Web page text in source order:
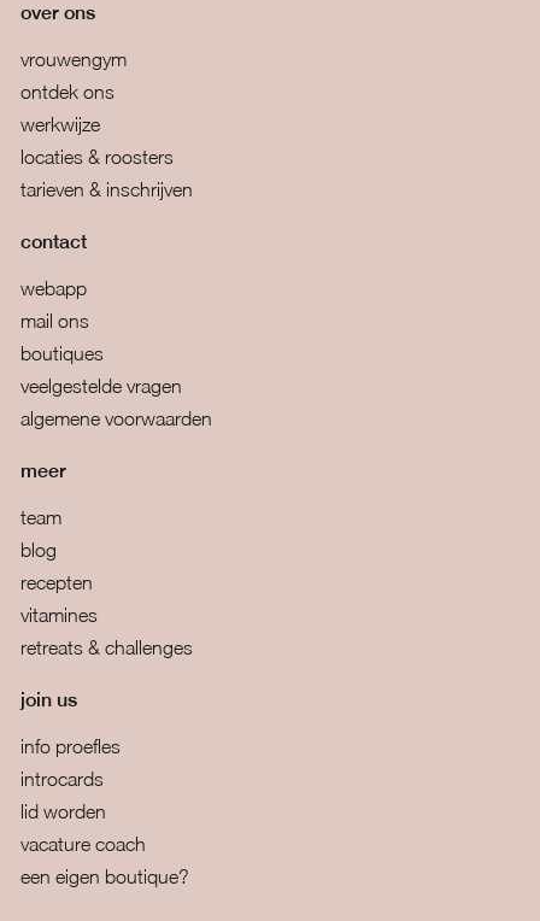
over ons
vrouwengym
ontdek ons
werkwijze
locaties & roosters
tarieven & inschrijven
contact
webapp
mail ons
boutiques
veelgestelde vragen
algemene voorwaarden
meer
team
blog
recepten
vitamines
retreats & challenges
join us
info proefles
introcards
lid worden
vacature coach
een eigen boutique?